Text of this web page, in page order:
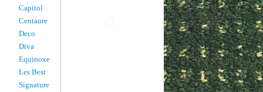
Capitol
Centaure
Deco
Diva
Equinoxe
Les Best
Signature